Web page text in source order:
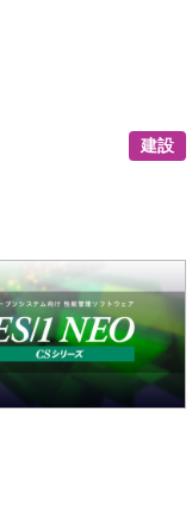
建設